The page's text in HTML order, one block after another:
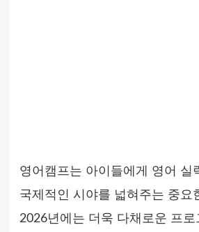
영어캠프는 아이들에게 영어 실
국제적인 시야를 넓혀주는 중요
2026년에는 더욱 다채로운 프로